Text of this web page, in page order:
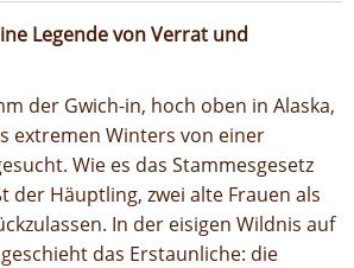
Legende von Verrat und
der Gwich-in, hoch oben in Alaska,
extremen Winters von einer
Wie es das Stammesgesetz
der Häuptling, zwei alte Frauen als
In der eisigen Wildnis auf
das Erstaunliche: die